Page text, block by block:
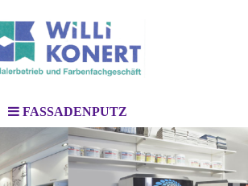
FASSADENPUTZ